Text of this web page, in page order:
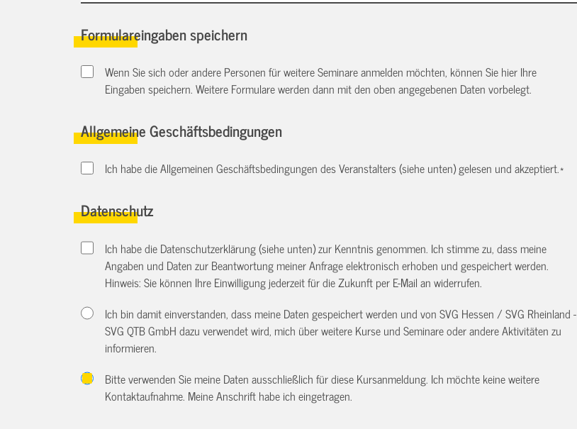
Formulareingaben speichern
Wenn Sie sich oder andere Personen für weitere Seminare anmelden möchten, können Sie hier Ihre
Eingaben speichern. Weitere Formulare werden dann mit den oben angegebenen Daten vorbelegt.
Allgemeine Geschäftsbedingungen
Ich habe die Allgemeinen Geschäftsbedingungen des Veranstalters (siehe unten) gelesen und akzeptiert.*
Datenschutz
Ich habe die Datenschutzerklärung (siehe unten) zur Kenntnis genommen. Ich stimme zu, dass meine
Angaben und Daten zur Beantwortung meiner Anfrage elektronisch erhoben und gespeichert werden.
Hinweis: Sie können Ihre Einwilligung jederzeit für die Zukunft per E-Mail anwiderrufen.
Ich bin damit einverstanden, dass meine Daten gespeichert werden und von SVG Hessen / SVG Rheinland -
SVG QTB GmbH dazu verwendet wird, mich über weitere Kurse und Seminare oder andere Aktivitäten zu
informieren.
Bitte verwenden Sie meine Daten ausschließlich für diese Kursanmeldung. Ich möchte keine weitere
Kontaktaufnahme. Meine Anschrift habe ich eingetragen.